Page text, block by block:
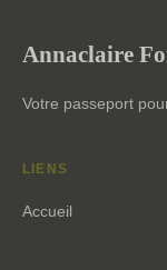
Annaclaire
Votre passeport
LIENS
Accueil